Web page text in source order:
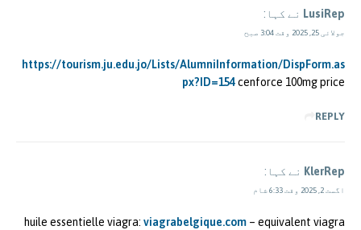
LusiRep نے کہا:
جولائی 25, 2025 وقت 3:04 صبح
https://tourism.ju.edu.jo/Lists/AlumniInformation/DispForm.as
px?ID=154cenforce 100mg price
REPLY
KlerRep نے کہا:
اگست 2, 2025 وقت 6:33 شام
huile essentielle viagra: viagrabelgique.com – equivalent viagra